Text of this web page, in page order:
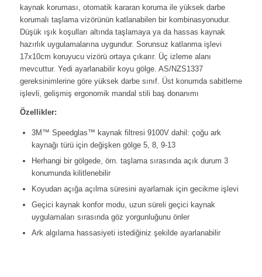
kaynak koruması, otomatik kararan koruma ile yüksek darbe
korumalı taşlama vizörünün katlanabilen bir kombinasyonudur.
Düşük ışık koşulları altında taşlamaya ya da hassas kaynak
hazırlık uygulamalarına uygundur. Sorunsuz katlanma işlevi
17x10cm koruyucu vizörü ortaya çıkarır. Üç izleme alanı
mevcuttur. Yedi ayarlanabilir koyu gölge. AS/NZS1337
gereksinimlerine göre yüksek darbe sınıf. Üst konumda sabitleme
işlevli, gelişmiş ergonomik mandal stili baş donanımı
Özellikler:
3M™ Speedglas™ kaynak filtresi 9100V dahil: çoğu ark
kaynağı türü için değişken gölge 5, 8, 9-13
Herhangi bir gölgede, örn. taşlama sırasında açık durum 3
konumunda kilitlenebilir
Koyudan açığa açılma süresini ayarlamak için gecikme işlevi
Geçici kaynak konfor modu, uzun süreli geçici kaynak
uygulamaları sırasında göz yorgunluğunu önler
Ark algılama hassasiyeti istediğiniz şekilde ayarlanabilir